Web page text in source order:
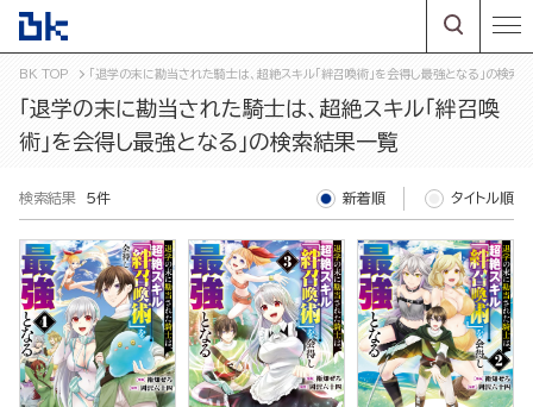
BK TOP 「退学の末に勘当された騎士は、超絶スキル「絆召喚術」を会得し最強となる」の検索
「退学の末に勘当された騎士は、超絶スキル「絆召喚
術」を会得し最強となる」の検索結果一覧
検索結果 5件 新着順 タイトル順